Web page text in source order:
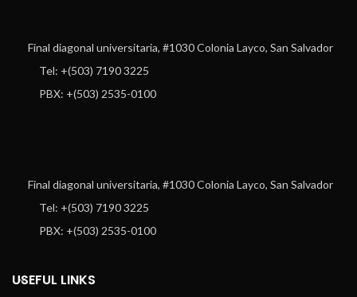
Final diagonal universitaria, #1030 Colonia Layco, San Salvador
Tel: +(503) 7190 3225
PBX: +(503) 2535-0100
Final diagonal universitaria, #1030 Colonia Layco, San Salvador
Tel: +(503) 7190 3225
PBX: +(503) 2535-0100
USEFUL LINKS